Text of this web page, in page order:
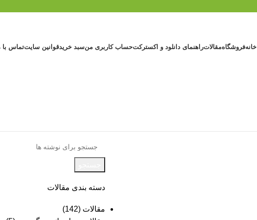
خانهفروشگاهمقالاتراهنمای دانلود و اکسترکتحساب کاربری منسبد خریدقوانین سایتتماس با
دسته بندی مقالات
مقالات (142)